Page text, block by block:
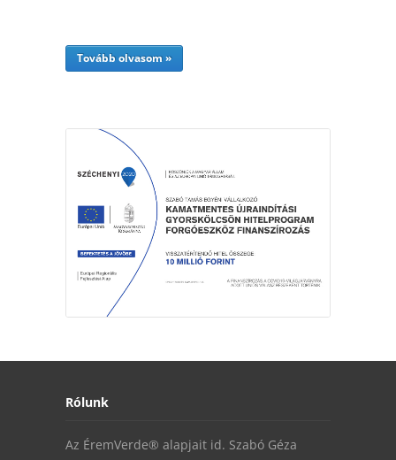
Tovább olvasom »
Rólunk
Az ÉremVerde® alapjait id. Szabó Géza